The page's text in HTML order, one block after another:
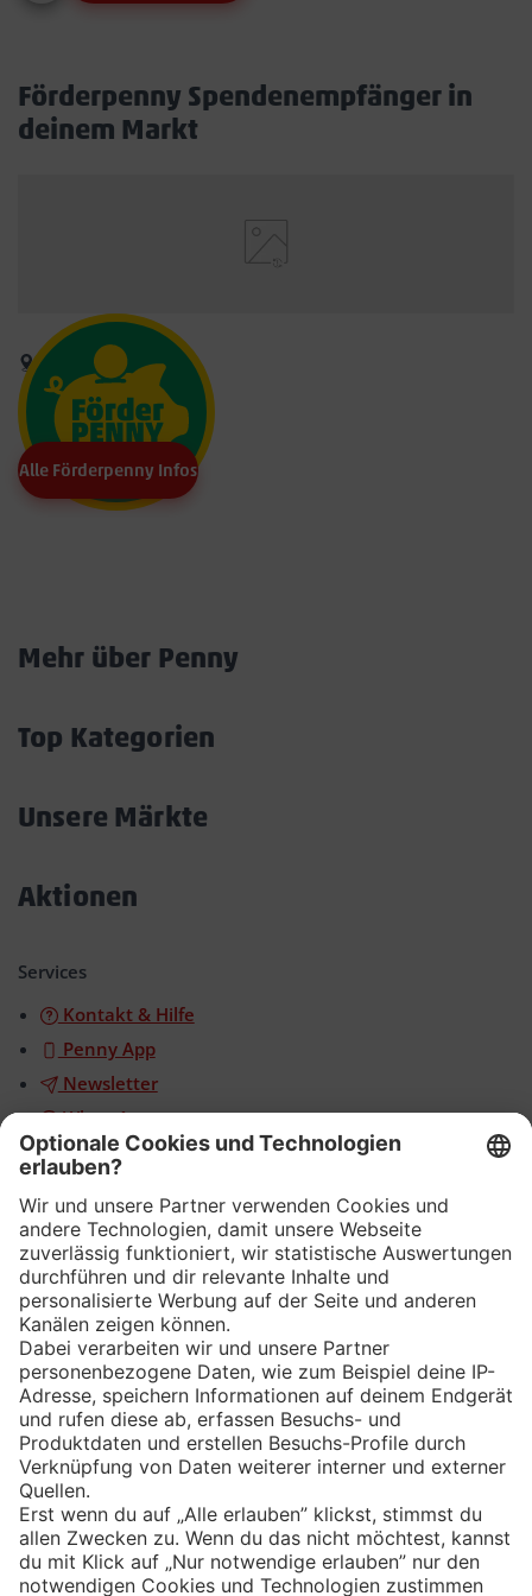
Förderpenny Spendenempfänger in
deinem Markt
Alle Förderpenny Infos
Mehr über Penny
Top Kategorien
Unsere Märkte
Aktionen
Services
Kontakt & Hilfe
Penny App
Newsletter
WhatsApp
App
Eishockey